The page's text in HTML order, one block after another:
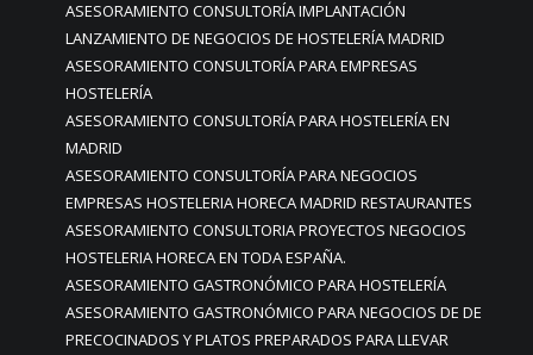
ASESORAMIENTO CONSULTORÍA IMPLANTACIÓN
LANZAMIENTO DE NEGOCIOS DE HOSTELERÍA MADRID
ASESORAMIENTO CONSULTORÍA PARA EMPRESAS
HOSTELERÍA
ASESORAMIENTO CONSULTORÍA PARA HOSTELERÍA EN
MADRID
ASESORAMIENTO CONSULTORÍA PARA NEGOCIOS
EMPRESAS HOSTELERIA HORECA MADRID RESTAURANTES
ASESORAMIENTO CONSULTORIA PROYECTOS NEGOCIOS
HOSTELERIA HORECA EN TODA ESPAÑA.
ASESORAMIENTO GASTRONÓMICO PARA HOSTELERÍA
ASESORAMIENTO GASTRONÓMICO PARA NEGOCIOS DE DE
PRECOCINADOS Y PLATOS PREPARADOS PARA LLEVAR